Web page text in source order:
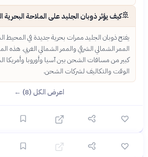
🚢كيف يؤثر ذوبان الجليد على الملاحة البحرية
يفتح ذوبان الجليد ممرات بحرية جديدة في المحيط
الممر الشمالي الشرقي والممر الشمالي الغربي. هذه
كبير من مسافات الشحن بين آسيا وأوروبا وأمريكا
الوقت والتكاليف لشركات الشحن.
اعرض الكل (8) ←
دهشة اختيار متعدد
🎯
6سؤال 🟡 متوسط